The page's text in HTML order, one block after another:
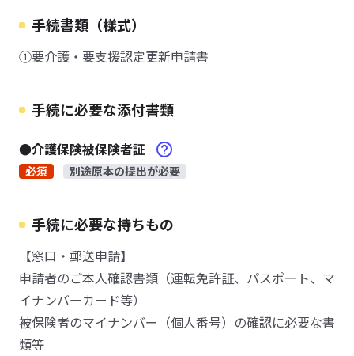
手続書類（様式）
①要介護・要支援認定更新申請書
手続に必要な添付書類
●介護保険被保険者証
必須 別途原本の提出が必要
手続に必要な持ちもの
【窓口・郵送申請】
申請者のご本人確認書類（運転免許証、パスポート、マ
イナンバーカード等）
被保険者のマイナンバー（個人番号）の確認に必要な書
類等